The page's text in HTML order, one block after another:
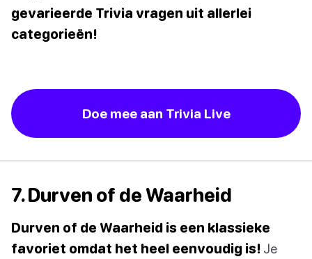
gevarieerde Trivia vragen uit allerlei
categorieën!
Doe mee aan Trivia Live
7. Durven of de Waarheid
Durven of de Waarheid is een klassieke
favoriet omdat het heel eenvoudig is! Je